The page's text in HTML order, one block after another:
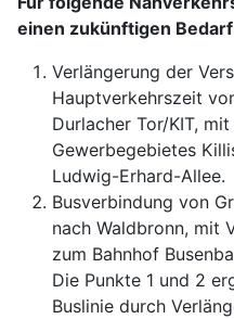
einen zukünftigen
Verlängerung der
Hauptverkehrszeit
Durlacher Tor/KIT,
Gewerbegebietes
Ludwig-Erhard-Allee.
Busverbindung von
nach Waldbronn, mit
zum Bahnhof
Die Punkte 1 und 2
Buslinie durch